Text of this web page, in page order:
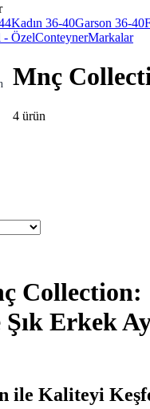
Kadın 36-40Garson 36-40
- ÖzelConteynerMarkalar
Mnç
4 ürün
Collection:
Erkek
ile Kaliteyi